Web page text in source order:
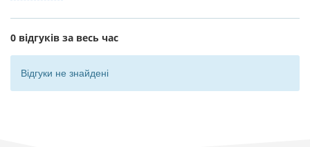
0 відгуків за весь час
Відгуки не знайдені